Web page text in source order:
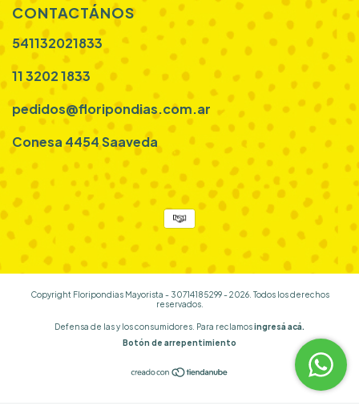
CONTACTÁNOS
541132021833
11 3202 1833
pedidos@floripondias.com.ar
Conesa 4454 Saaveda
Copyright Floripondias Mayorista - 30714185299 - 2026. Todos los derechos
reservados.
Defensa de las y los consumidores. Para reclamosingresá acá.
Botón de arrepentimiento